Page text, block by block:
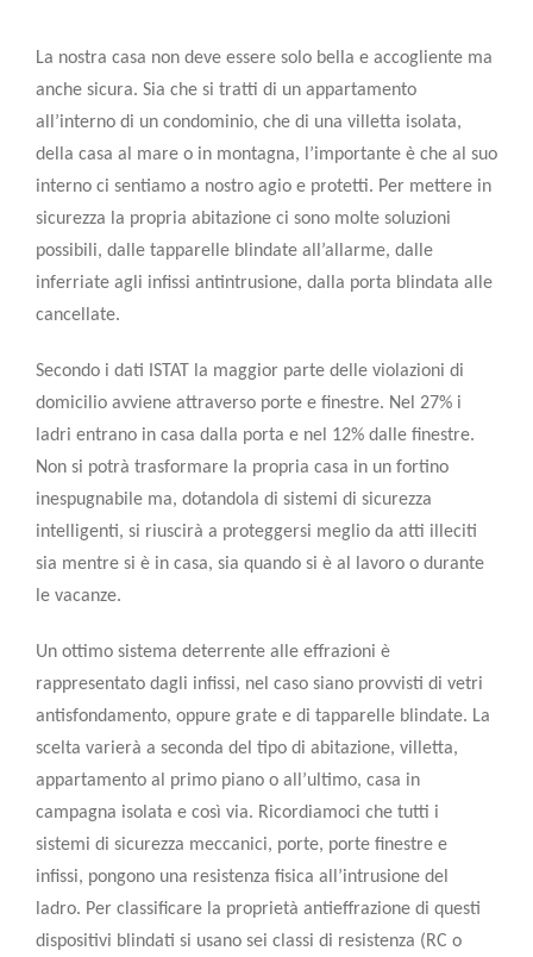
La nostra casa non deve essere solo bella e accogliente ma
anche sicura. Sia che si tratti di un appartamento
all’interno di un condominio, che di una villetta isolata,
della casa al mare o in montagna, l’importante è che al suo
interno ci sentiamo a nostro agio e protetti. Per mettere in
sicurezza la propria abitazione ci sono molte soluzioni
possibili, dalle tapparelle blindate all’allarme, dalle
inferriate agli infissi antintrusione, dalla porta blindata alle
cancellate.
Secondo i dati ISTAT la maggior parte delle violazioni di
domicilio avviene attraverso porte e finestre. Nel 27% i
ladri entrano in casa dalla porta e nel 12% dalle finestre.
Non si potrà trasformare la propria casa in un fortino
inespugnabile ma, dotandola di sistemi di sicurezza
intelligenti, si riuscirà a proteggersi meglio da atti illeciti
sia mentre si è in casa, sia quando si è al lavoro o durante
le vacanze.
Un ottimo sistema deterrente alle effrazioni è
rappresentato dagli infissi, nel caso siano provvisti di vetri
antisfondamento, oppure grate e di tapparelle blindate. La
scelta varierà a seconda del tipo di abitazione, villetta,
appartamento al primo piano o all’ultimo, casa in
campagna isolata e così via. Ricordiamoci che tutti i
sistemi di sicurezza meccanici, porte, porte finestre e
infissi, pongono una resistenza fisica all’intrusione del
ladro. Per classificare la proprietà antieffrazione di questi
dispositivi blindati si usano sei classi di resistenza (RC o